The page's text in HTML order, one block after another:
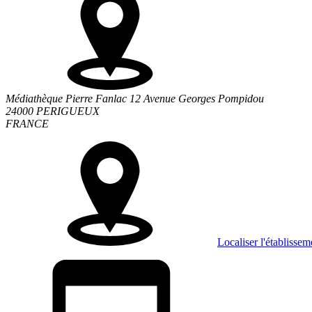
Médiathèque Pierre Fanlac 12 Avenue Georges Pompidou
24000 PERIGUEUX
FRANCE
Localiser